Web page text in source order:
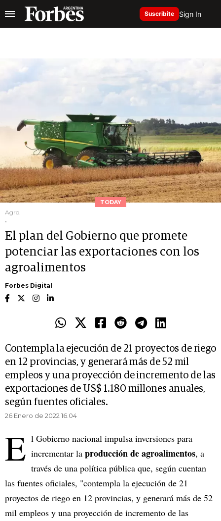
Suscribite Sign In
TODAY
Agro.
.
El plan del Gobierno que promete
potenciar las exportaciones con los
agroalimentos
Forbes Digital
Contempla la ejecución de 21 proyectos de riego
en 12 provincias, y generará más de 52 mil
empleos y una proyección de incremento de las
exportaciones de US$ 1.180 millones anuales,
según fuentes oficiales.
26 Enero de 2022 16.04
E l Gobierno nacional impulsa inversiones para
incrementar la producción de agroalimentos, a
través de una política pública que, según cuentan
las fuentes oficiales, "contempla la ejecución de 21
proyectos de riego en 12 provincias, y generará más de 52
mil empleos y una proyección de incremento de las